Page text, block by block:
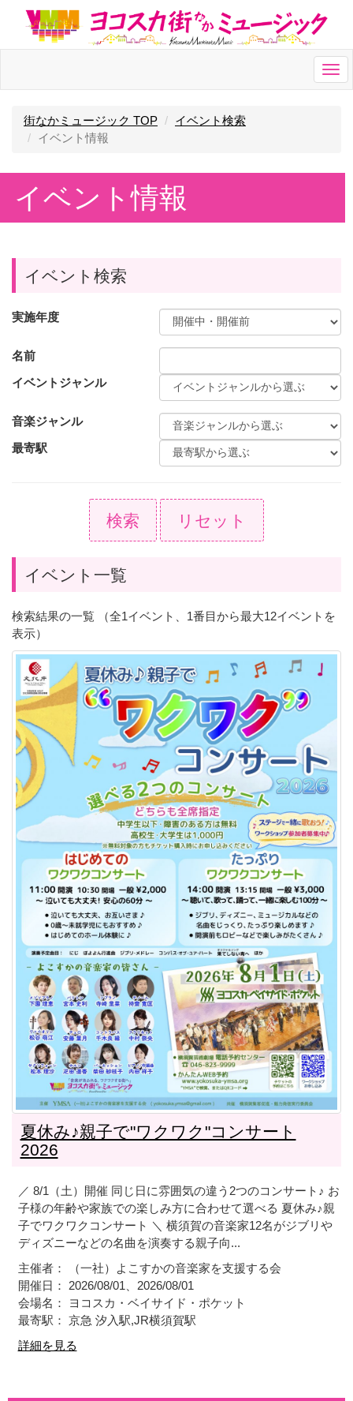
街なかミュージック TOP
イベント検索
イベント情報
イベント情報
イベント検索
実施年度
名前
イベントジャンル
音楽ジャンル
最寄駅
検索 リセット
イベント一覧
検索結果の一覧 （全1イベント、1番目から最大12イベントを
表示）
夏休み♪親子で"ワクワク"コンサート
2026
／ 8/1（土）開催 同じ日に雰囲気の違う2つのコンサート♪ お
子様の年齢や家族での楽しみ方に合わせて選べる 夏休み♪親
子でワクワクコンサート ＼ 横須賀の音楽家12名がジブリや
ディズニーなどの名曲を演奏する親子向...
主催者： （一社）よこすかの音楽家を支援する会
開催日： 2026/08/01、2026/08/01
会場名： ヨコスカ・ベイサイド・ポケット
最寄駅： 京急 汐入駅,JR横須賀駅
詳細を見る